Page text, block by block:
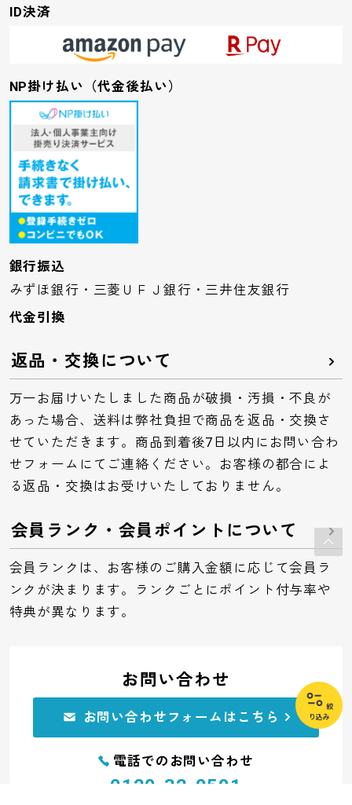
絞
り込み
ID決済
NP掛け払い（代金後払い）
銀行振込
みずほ銀行・三菱ＵＦＪ銀行・三井住友銀行
代金引換
返品・交換について
万一お届けいたしました商品が破損・汚損・不良が
あった場合、送料は弊社負担で商品を返品・交換さ
せていただきます。商品到着後7日以内にお問い合わ
せフォームにてご連絡ください。お客様の都合によ
る返品・交換はお受けいたしておりません。
会員ランク・会員ポイントについて
会員ランクは、お客様のご購入金額に応じて会員ラ
ンクが決まります。ランクごとにポイント付与率や
特典が異なります。
お問い合わせ
お問い合わせフォームはこちら
電話でのお問い合わせ
0120-32-0591